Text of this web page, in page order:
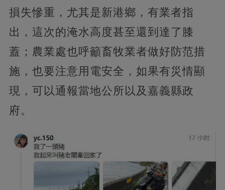
損失慘重，尤其是新港鄉，有業者指
出，這次的淹水高度甚至還到達了膝
蓋；農業處也呼籲畜牧業者做好防范措
施，也要注意用電安全，如果有災情顯
現，可以通報當地公所以及嘉義縣政
府。